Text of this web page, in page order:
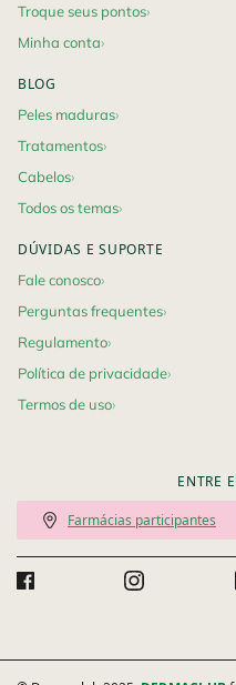
Troque seus pontos
Minha conta
BLOG
Peles maduras
Tratamentos
Cabelos
Todos os temas
DÚVIDAS E SUPORTE
Fale conosco
Perguntas frequentes
Regulamento
Política de privacidade
Termos de uso
ENTRE
Farmácias participantes